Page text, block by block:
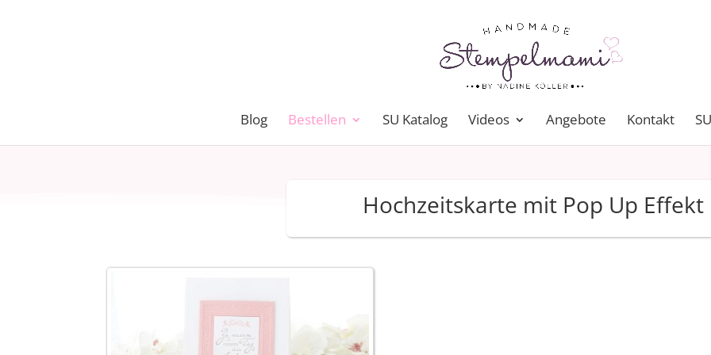
Blog Bestellen SU Katalog Videos Angebote Kontakt
Hochzeitskarte mit Pop Up Effekt